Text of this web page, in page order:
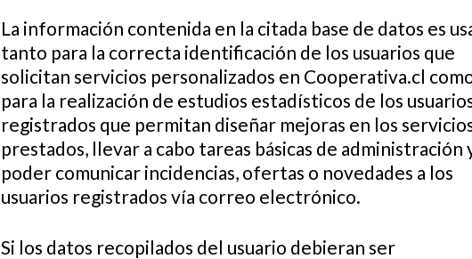
La información contenida en la citada base de datos es
tanto para la correcta identificación de los usuarios que
solicitan servicios personalizados en Cooperativa.cl
para la realización de estudios estadísticos de los
registrados que permitan diseñar mejoras en los
prestados, llevar a cabo tareas básicas de administración
poder comunicar incidencias, ofertas o novedades a los
usuarios registrados vía correo electrónico.
Si los datos recopilados del usuario debieran ser